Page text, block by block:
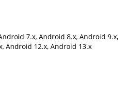
7.x, Android 8.x, Android 9.x,
Android 12.x, Android 13.x